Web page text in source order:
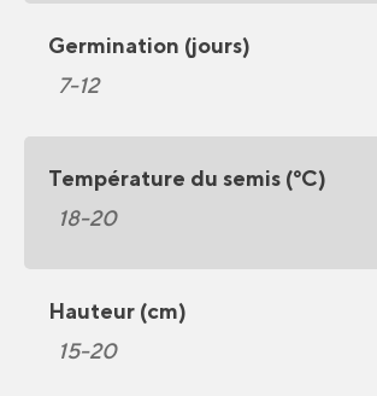
Germination (jours)
7-12
Température du semis (°C)
18-20
Hauteur (cm)
15-20